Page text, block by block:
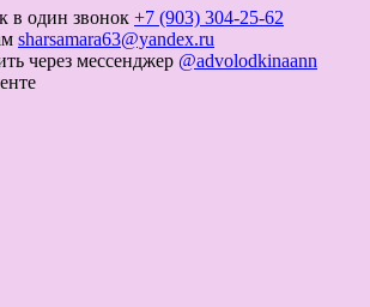
в один звонок +7 (903) 304-25-62
sharsamara63@yandex.ru
через мессенджер @advolodkinaann